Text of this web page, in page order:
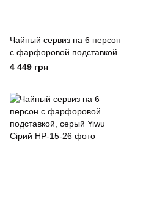
Чайный сервиз на 6 персон
с фарфоровой подставкой
Yiwu Бежевий
4 449 грн